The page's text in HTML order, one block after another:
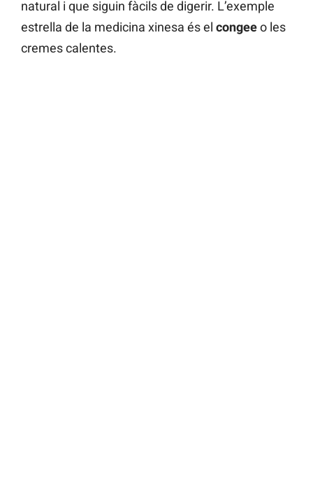
natural i que siguin fàcils de digerir. L’exemple
estrella de la medicina xinesa és el congeeo les
cremes calentes.